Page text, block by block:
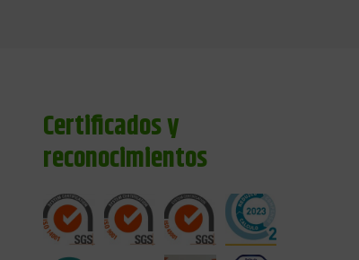
Certificados y
reconocimientos